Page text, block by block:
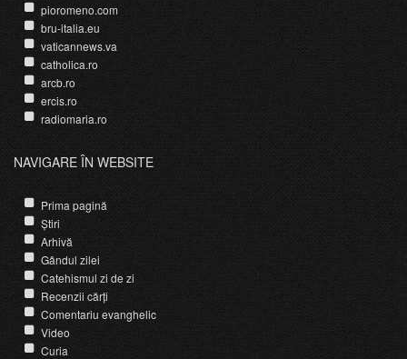
pioromeno.com
bru-italia.eu
vaticannews.va
catholica.ro
arcb.ro
ercis.ro
radiomaria.ro
NAVIGARE ÎN WEBSITE
Prima pagină
Știri
Arhivă
Gândul zilei
Catehismul zi de zi
Recenzii cărți
Comentariu evanghelic
Video
Curia